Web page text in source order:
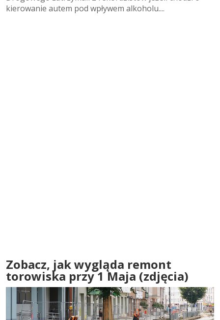
kierowanie autem pod wpływem alkoholu....
Zobacz, jak wygląda remont
torowiska przy 1 Maja (zdjęcia)